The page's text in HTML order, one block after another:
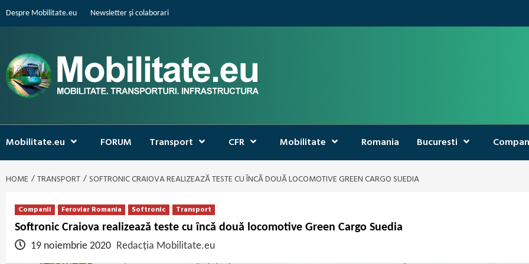
Despre Mobilitate.eu Newsletter și colaborari
Mobilitate.eu FORUM Transport CFR Mobilitate Romania Bucuresti
HOME TRANSPORT SOFTRONIC CRAIOVA REALIZEAZĂ TESTE CU ÎNCĂ DOUĂ LOCOMOTIVE GREEN CARGO SUEDIA
Companii Feroviar Romania Softronic
Transport
Softronic Craiova realizează teste cu încă două locomotive Green Cargo Suedia
19 noiembrie 2020 Redacția Mobilitate.eu